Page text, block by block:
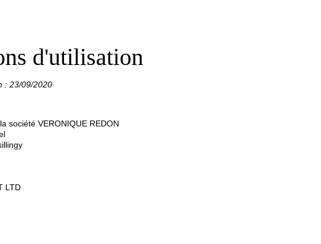
d'utilisation
: 23/09/2020
société VERONIQUE REDON
LTD